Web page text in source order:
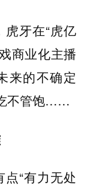
牙在“虎亿
商业化主播
来的不确定
不管饱……
“有力无处